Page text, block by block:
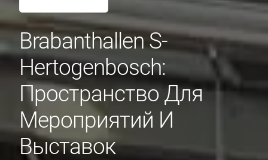
Brabanthallen S-
Hertogenbosch:
Пространство Для
Мероприятий И
Выставок